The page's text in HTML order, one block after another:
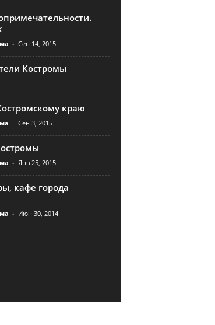
- Сен 14, 2015
Костромы
краю
- Сен 3, 2015
- Янв 25, 2015
кафе города
- Июн 30, 2014